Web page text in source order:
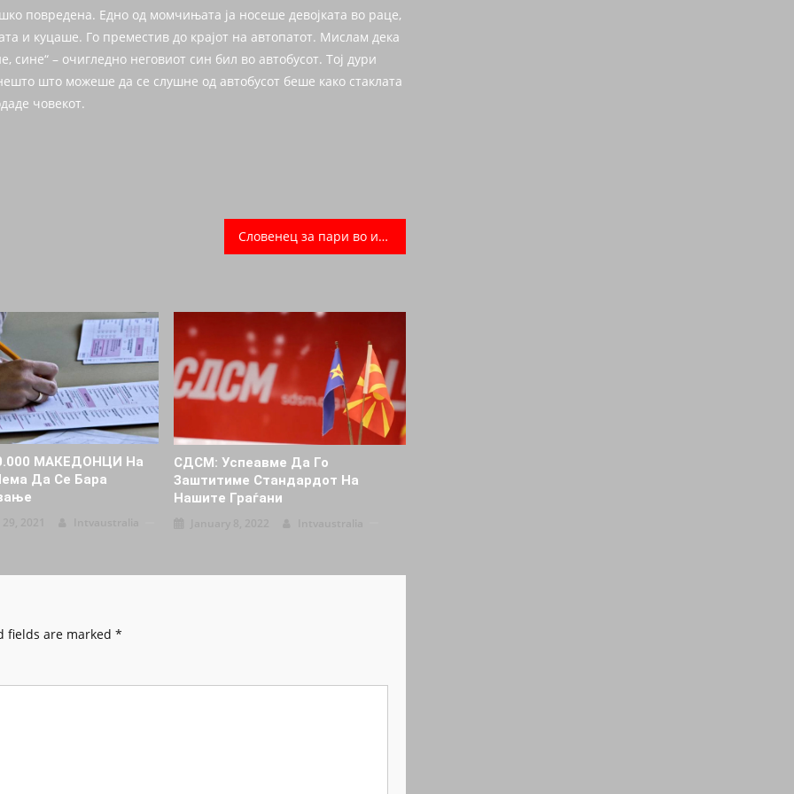
повредена. Едно од момчињата ја носеше девојката во раце,
и куцаше. Го преместив до крајот на автопатот. Мислам дека
– очигледно неговиот син бил во автобусот. Тој дури
што можеше да се слушне од автобусот беше како стаклата
човекот.
Словенец за пари во име на други луѓе, примил 23 вакцини против Ковид-19
МАКЕДОНЦИ На
Да Се Бара
СДСМ: Успеавме Да Го
Заштитиме Стандардот На
Нашите Граѓани
fields are marked *